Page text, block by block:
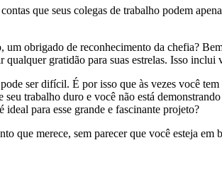
que seus colegas de trabalho podem
obrigado de reconhecimento da chefia?
gratidão para suas estrelas. Isso inclui
ser difícil. É por isso que às vezes você
trabalho duro e você não está
para esse grande e fascinante projeto?
que merece, sem parecer que você esteja